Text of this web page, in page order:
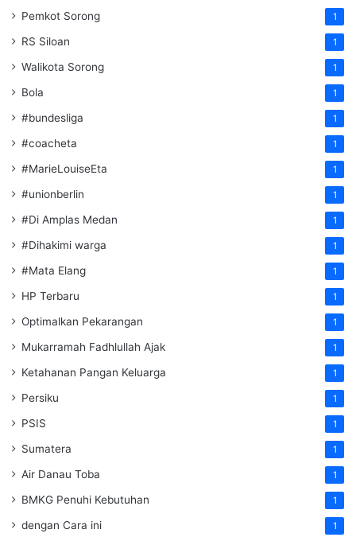
Pemkot Sorong 1
RS Siloan 1
Walikota Sorong 1
Bola 1
#bundesliga 1
#coacheta 1
#MarieLouiseEta 1
#unionberlin 1
#Di Amplas Medan 1
#Dihakimi warga 1
#Mata Elang 1
HP Terbaru 1
Optimalkan Pekarangan 1
Mukarramah Fadhlullah Ajak 1
Ketahanan Pangan Keluarga 1
Persiku 1
PSIS 1
Sumatera 1
Air Danau Toba 1
BMKG Penuhi Kebutuhan 1
dengan Cara ini 1